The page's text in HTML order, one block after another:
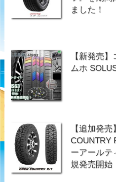
ました！
【新発売
ムホ
【追加発
COUNTRY
ーアールテ
規発売開始